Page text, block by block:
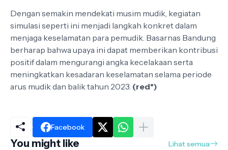
Dengan semakin mendekati musim mudik, kegiatan
simulasi seperti ini menjadi langkah konkret dalam
menjaga keselamatan para pemudik. Basarnas Bandung
berharap bahwa upaya ini dapat memberikan kontribusi
positif dalam mengurangi angka kecelakaan serta
meningkatkan kesadaran keselamatan selama periode
arus mudik dan balik tahun 2023. (red*)
Facebook
You might like Lihat semua